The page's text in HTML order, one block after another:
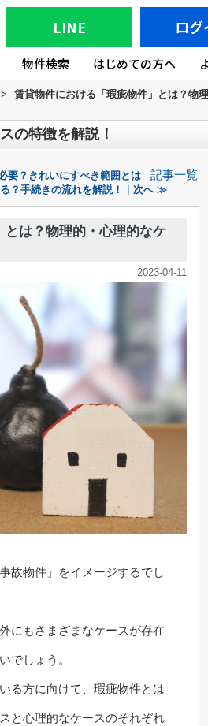
LINE ログ
物件検索 はじめての方へ
>
賃貸物件における「瑕疵物件」とは？物
の特徴を解説！
要？きれいにすべき範囲とは 記事一覧
？手続きの流れを解説！｜次へ ≫
は？物理的・心理的なケ
2023-04-11
故物件」をイメージするでし
にもさまざまなケースが存在
でしょう。
る方に向けて、瑕疵物件とは
と心理的なケースのそれぞれ